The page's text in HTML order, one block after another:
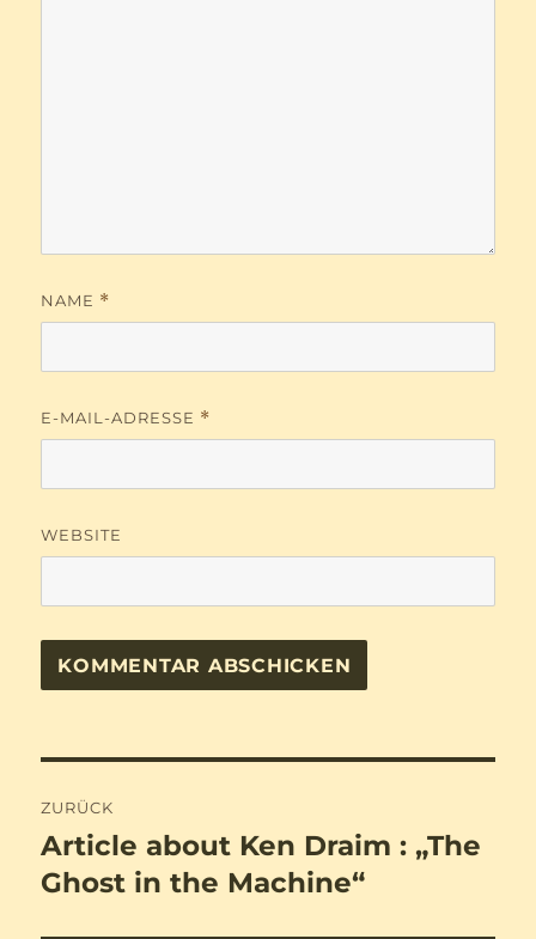
NAME *
E-MAIL-ADRESSE *
WEBSITE
ZURÜCK
Vorheriger
Beitrag:
Article about Ken Draim : „The
Ghost in the Machine“